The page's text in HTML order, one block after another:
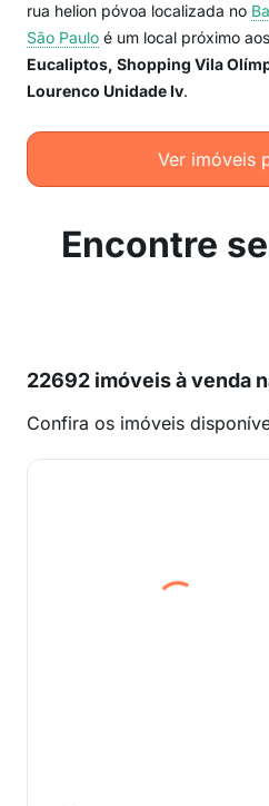
rua helion póvoa localizada no
São Paulo é um local próximo
Eucaliptos, Shopping Vila
Lourenco Unidade Iv.
Ver imóveis
Encontre
22692 imóveis à venda
Confira os imóveis